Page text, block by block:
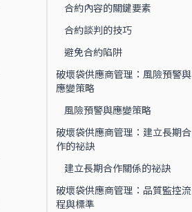
合約內容的關鍵要素
合約談判的技巧
避免合約陷阱
破壞袋供應商管理：風險預警與
應變策略
風險預警與應變策略
破壞袋供應商管理：建立長期合
作的祕訣
建立長期合作關係的祕訣
破壞袋供應商管理：品質監控流
程與標準